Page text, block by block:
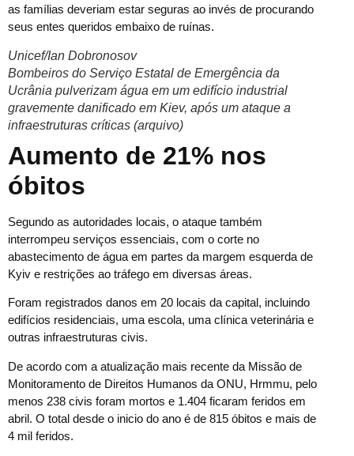
as famílias deveriam estar seguras ao invés de procurando
seus entes queridos embaixo de ruínas.
Unicef/Ian Dobronosov
Bombeiros do Serviço Estatal de Emergência da
Ucrânia pulverizam água em um edifício industrial
gravemente danificado em Kiev, após um ataque a
infraestruturas críticas (arquivo)
Aumento de 21% nos
óbitos
Segundo as autoridades locais, o ataque também
interrompeu serviços essenciais, com o corte no
abastecimento de água em partes da margem esquerda de
Kyiv e restrições ao tráfego em diversas áreas.
Foram registrados danos em 20 locais da capital, incluindo
edifícios residenciais, uma escola, uma clínica veterinária e
outras infraestruturas civis.
De acordo com a atualização mais recente da Missão de
Monitoramento de Direitos Humanos da ONU, Hrmmu, pelo
menos 238 civis foram mortos e 1.404 ficaram feridos em
abril. O total desde o inicio do ano é de 815 óbitos e mais de
4 mil feridos.